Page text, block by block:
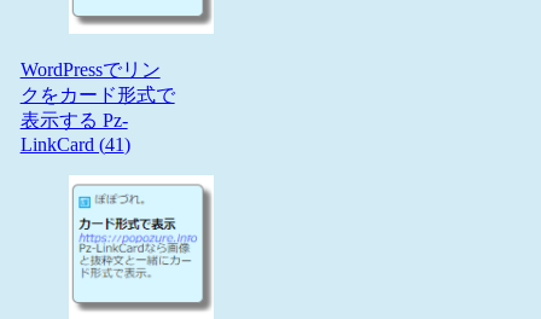
WordPressでリン
クをカード形式で
表示する Pz-
LinkCard (41)